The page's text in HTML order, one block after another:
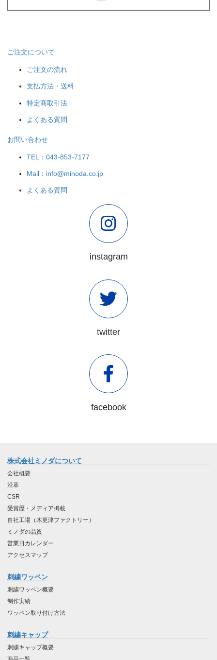
ご注文について
ご注文の流れ
支払方法・送料
特定商取引法
よくある質問
お問い合わせ
TEL：043-853-7177
Mail：info@minoda.co.jp
よくある質問
instagram
twitter
facebook
株式会社ミノダについて
会社概要
沿革
CSR
受賞歴・メディア掲載
自社工場（木更津ファクトリー）
ミノダの品質
営業日カレンダー
アクセスマップ
刺繍ワッペン
刺繍ワッペン概要
制作実績
ワッペン取り付け方法
刺繍キャップ
刺繍キャップ概要